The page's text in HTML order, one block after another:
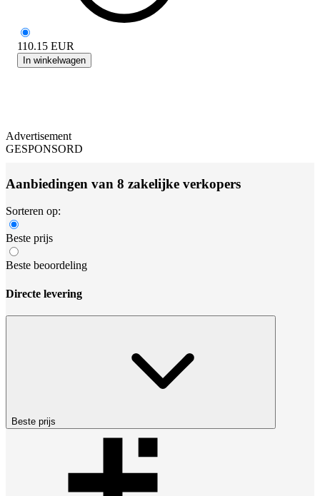
110.15 EUR
In winkelwagen
Advertisement
GESPONSORD
Aanbiedingen van 8 zakelijke verkopers
Sorteren op:
Beste prijs
Beste beoordeling
Directe levering
Beste prijs